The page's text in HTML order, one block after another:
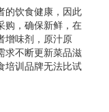
的饮食健康，因此
购，确保新鲜，在
增味剂，原汁原
求不断更新菜品滋
培训品牌无法比试